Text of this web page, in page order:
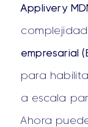
Applivery
empresarial
para
a escala
Ahora